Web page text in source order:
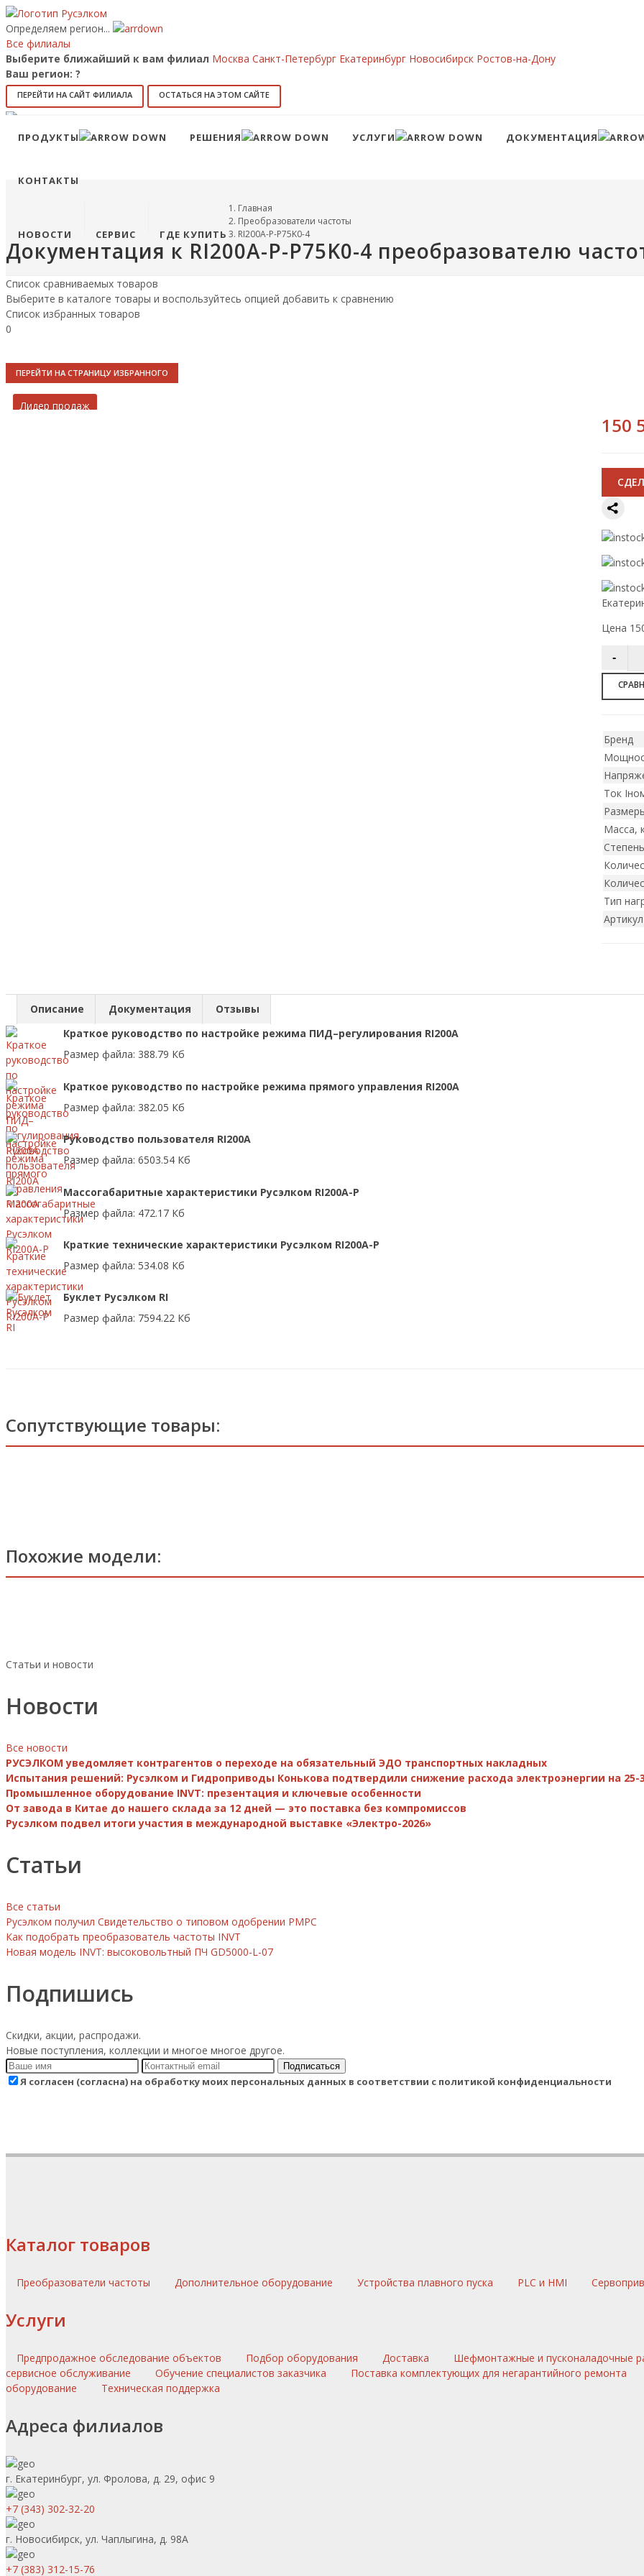
Определяем регион...
Все филиалы
Выберите ближайший к вам филиал Москва Санкт-Петербург Екатеринбург Новосибирск Ростов-на-Дону
Ваш регион: ?
ПЕРЕЙТИ НА САЙТ ФИЛИАЛА ОСТАТЬСЯ НА ЭТОМ САЙТЕ
8 (800) 707-15-56 info@ruselkom.ru
ПРОДУКТЫ РЕШЕНИЯ УСЛУГИ ДОКУМЕНТАЦИЯ
КОНТАКТЫ
НОВОСТИ СЕРВИС ГДЕ КУПИТЬ
Главная
Преобразователи частоты
RI200A-P-P75K0-4
Документация к RI200A-P-P75K0-4 преобразователю
Список сравниваемых товаров
Выберите в каталоге товары и воспользуйтесь опцией добавить к сравнению
Список избранных товаров
0
ПЕРЕЙТИ НА СТРАНИЦУ ИЗБРАННОГО
Лидер продаж
150
Цена
Бренд
Ток
Масса,
Тип
Артикул
Описание Документация
Отзывы
Краткое руководство по настройке режима ПИД–регулирования RI200A
Размер файла: 388.79 Кб
Краткое руководство по настройке режима прямого управления RI200A
Размер файла: 382.05 Кб
Руководство пользователя RI200A
Размер файла: 6503.54 Кб
Массогабаритные характеристики Русэлком RI200A-P
Размер файла: 472.17 Кб
Краткие технические характеристики Русэлком RI200A-P
Размер файла: 534.08 Кб
Буклет Русэлком RI
Размер файла: 7594.22 Кб
Сопутствующие товары:
Похожие модели:
Статьи и новости
Новости
Все новости
РУСЭЛКОМ уведомляет контрагентов о переходе на обязательный ЭДО транспортных накладных
Испытания решений: Русэлком и Гидроприводы Конькова подтвердили снижение расхода электроэнергии на 25-
Промышленное оборудование INVT: презентация и ключевые особенности
От завода в Китае до нашего склада за 12 дней — это поставка без компромиссов
Русэлком подвел итоги участия в международной выставке «Электро-2026»
Статьи
Все статьи
Русэлком получил Свидетельство о типовом одобрении РМРС
Как подобрать преобразователь частоты INVT
Новая модель INVT: высоковольтный ПЧ GD5000-L-07
Подпишись
Скидки, акции, распродажи.
Новые поступления, коллекции и многое многое другое.
Подписаться
Я согласен (согласна) на обработку моих персональных данных в соответствии с политикой конфиденциальности
Каталог товаров
Преобразователи частоты Дополнительное оборудование Устройства плавного пуска PLC и HMI
Услуги
Предпродажное обследование объектов Подбор оборудования Доставка
Шефмонтажные и пусконаладочные
сервисное обслуживание
Обучение специалистов заказчика
Поставка комплектующих для негарантийного ремонта
оборудование
Техническая поддержка
Адреса филиалов
г. Екатеринбург, ул. Фролова, д. 29, офис 9
+7 (343) 302-32-20
г. Новосибирск, ул. Чаплыгина, д. 98А
+7 (383) 312-15-76